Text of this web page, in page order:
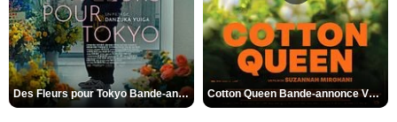
Des Fleurs pour Tokyo Bande-annonce VO STFR Cotton Queen Bande-annonce VO STFR